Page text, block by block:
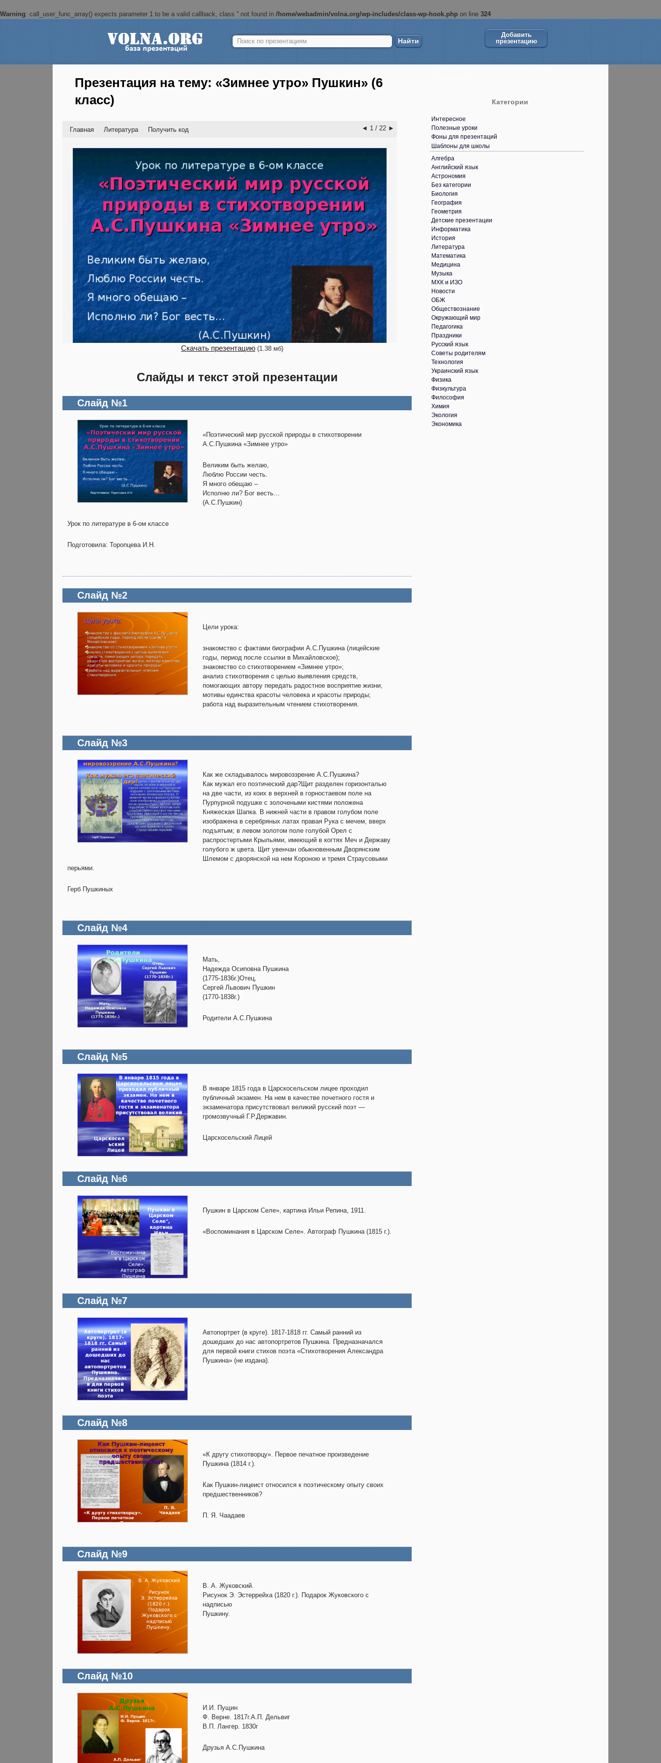
Warning: call_user_func_array() expects parameter 1 to be a valid callback, class '' not found in /home/webadmin/volna.org/wp-includes/class-wp-hook.php on line 324
Найти:
Добавить
презентацию
Презентация на тему: «Зимнее утро» Пушкин» (6
класс)
Главная Литература Получить код ◄ 1 / 22 ►
Скачать презентацию (1.38 мб)
Слайды и текст этой презентации
Слайд №1
«Поэтический мир русской природы в стихотворении
А.С.Пушкина «Зимнее утро»
Великим быть желаю,
Люблю России честь.
Я много обещаю –
Исполню ли? Бог весть…
(А.С.Пушкин)
Урок по литературе в 6-ом классе
Подготовила: Торопцева И.Н.
Слайд №2
Цели урока:
знакомство с фактами биографии А.С.Пушкина (лицейские
годы, период после ссылки в Михайловское);
знакомство со стихотворением «Зимнее утро»;
анализ стихотворения с целью выявления средств,
помогающих автору передать радостное восприятие жизни,
мотивы единства красоты человека и красоты природы;
работа над выразительным чтением стихотворения.
Слайд №3
Как же складывалось мировоззрение А.С.Пушкина?
Как мужал его поэтический дар?Щит разделен горизонталью
на две части, из коих в верхней в горностаевом поле на
Пурпурной подушке с золочеными кистями положена
Княжеская Шапка. В нижней части в правом голубом поле
изображена в серебряных латах правая Рука с мечем, вверх
подъятым; в левом золотом поле голубой Орел с
распростертыми Крыльями, имеющий в когтях Меч и Державу
голубого ж цвета. Щит увенчан обыкновенным Дворянским
Шлемом с дворянской на нем Короною и тремя Страусовыми
перьями.
Герб Пушкиных
Слайд №4
Мать,
Надежда Осиповна Пушкина
(1775-1836г.)Отец,
Сергей Львович Пушкин
(1770-1838г.)
Родители А.С.Пушкина
Слайд №5
В январе 1815 года в Царскосельском лицее проходил
публичный экзамен. На нем в качестве почетного гостя и
экзаменатора присутствовал великий русский поэт —
громозвучный Г.Р.Державин.
Царскосельский Лицей
Слайд №6
Пушкин в Царском Селе», картина Ильи Репина, 1911.
«Воспоминания в Царском Селе». Автограф Пушкина (1815 г.).
Слайд №7
Автопортрет (в круге). 1817-1818 гг. Самый ранний из
дошедших до нас автопортретов Пушкина. Предназначался
для первой книги стихов поэта «Стихотворения Александра
Пушкина» (не издана).
Слайд №8
«К другу стихотворцу». Первое печатное произведение
Пушкина (1814 г.).
Как Пушкин-лицеист относился к поэтическому опыту своих
предшественников?
П. Я. Чаадаев
Слайд №9
В. А. Жуковский.
Рисунок Э. Эстеррейха (1820 г.). Подарок Жуковского с
надписью
Пушкину.
Слайд №10
И.И. Пущин
Ф. Верне. 1817г.А.П. Дельвиг
В.П. Лангер. 1830г
Друзья А.С.Пушкина
Категории
Интересное
Полезные уроки
Фоны для презентаций
Шаблоны для школы
Алгебра
Английский язык
Астрономия
Без категории
Биология
География
Геометрия
Детские презентации
Информатика
История
Литература
Математика
Медицина
Музыка
МХК и ИЗО
Новости
ОБЖ
Обществознание
Окружающий мир
Педагогика
Праздники
Русский язык
Советы родителям
Технология
Украинский язык
Физика
Физкультура
Философия
Химия
Экология
Экономика